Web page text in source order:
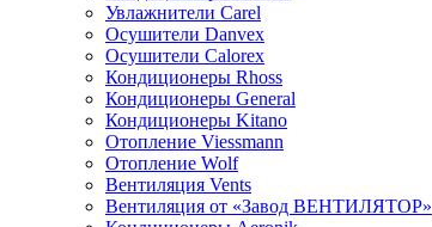
Увлажнители Carel
Осушители Danvex
Осушители Calorex
Кондиционеры Rhoss
Кондиционеры General
Кондиционеры Kitano
Отопление Viessmann
Отопление Wolf
Вентиляция Vents
Вентиляция от «Завод ВЕНТИЛЯТОР»